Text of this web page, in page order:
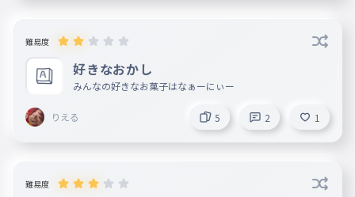
難易度
好きなおかし
みんなの好きなお菓子はなぁーにぃー
りえる 5 2 1
難易度